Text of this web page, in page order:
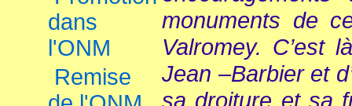
dans
l'ONM
Remise
monuments de
Valromey. C’est
Jean –Barbier et
sa droiture et sa